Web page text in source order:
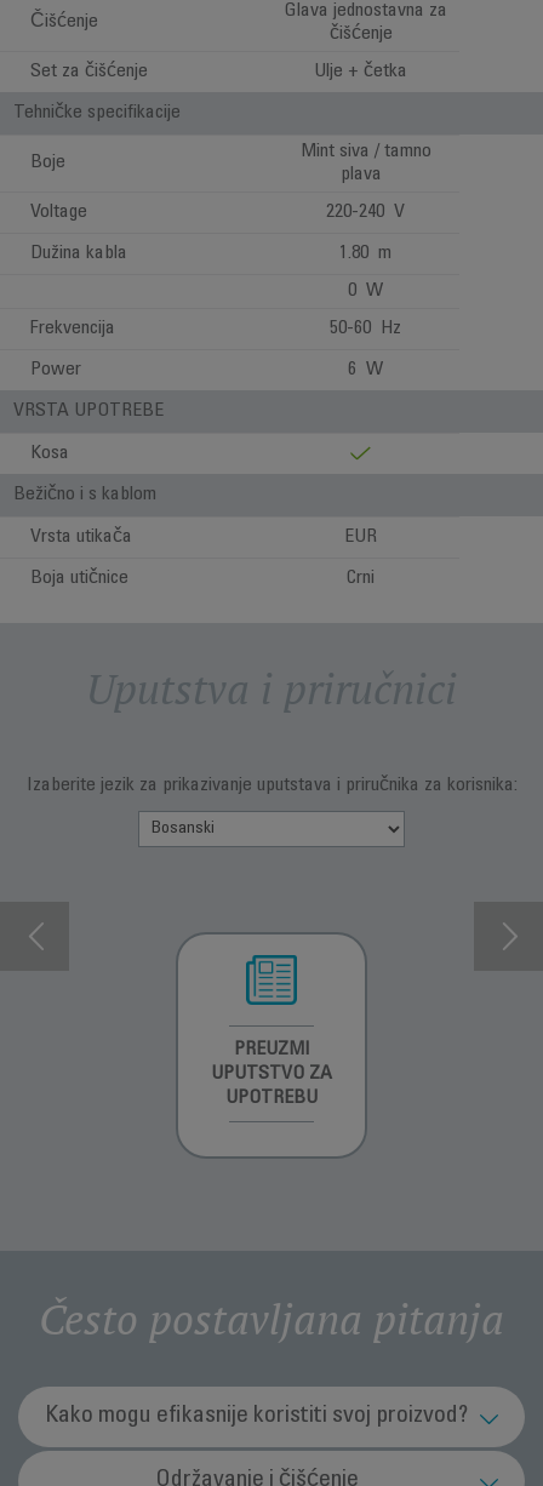
Čišćenje
Glava jednostavna za
čišćenje
Set za čišćenje
Ulje + četka
Tehničke specifikacije
Boje
Mint siva / tamno
plava
Voltage
220-240 V
Dužina kabla
1.80 m
0 W
Frekvencija
50-60 Hz
Power 6 W
VRSTA UPOTREBE
Kosa
Bežično i s kablom
Vrsta utikača EUR
Boja utičnice Crni
Uputstva i priručnici
Izaberite jezik za prikazivanje uputstava i priručnika za korisnika:
PREUZMI
UPUTSTVO ZA
UPOTREBU
Često postavljana pitanja
Kako mogu efikasnije koristiti svoj proizvod?
Da li sam mogu koristiti aparat za šišanje?
Održavanje i čišćenje